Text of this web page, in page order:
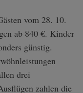
vom 28. 10.
ab 840 €. Kinder
günstig.
drei
zahlen die